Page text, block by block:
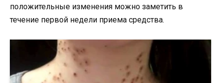
положительные изменения можно заметить в
течение первой недели приема средства.